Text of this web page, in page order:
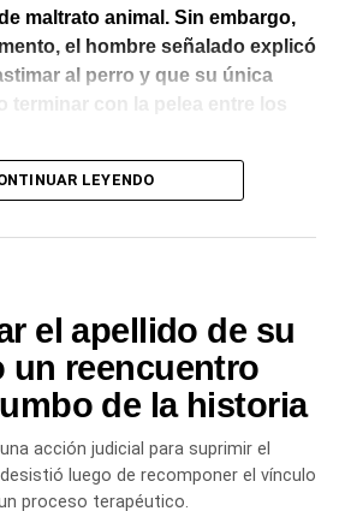
maltrato animal. Sin embargo,
el hombre señalado explicó
al perro y que su única
terminar con la pelea entre los
el caso y resolvió desestimar
la contravención de
en el Código Contravencional.
esa figura exige una conducta
de provocar daño al animal.
entendió que del propio
surgía que el hombre actuó para
no con el propósito de herir al
fue consecuencia del intento de
una acción dirigida a causar
LEYENDO
el apellido de su
un reencuentro
de la historia
acción judicial para suprimir el
luego de recomponer el vínculo
proceso terapéutico.